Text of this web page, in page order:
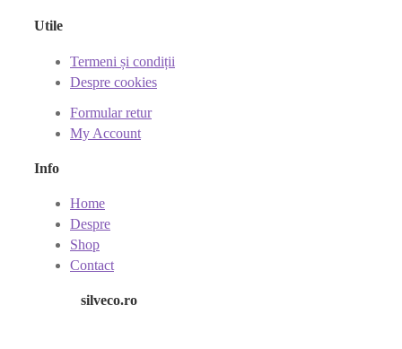
Utile
Termeni și condiții
Despre cookies
Formular retur
My Account
Info
Home
Despre
Shop
Contact
silveco.ro